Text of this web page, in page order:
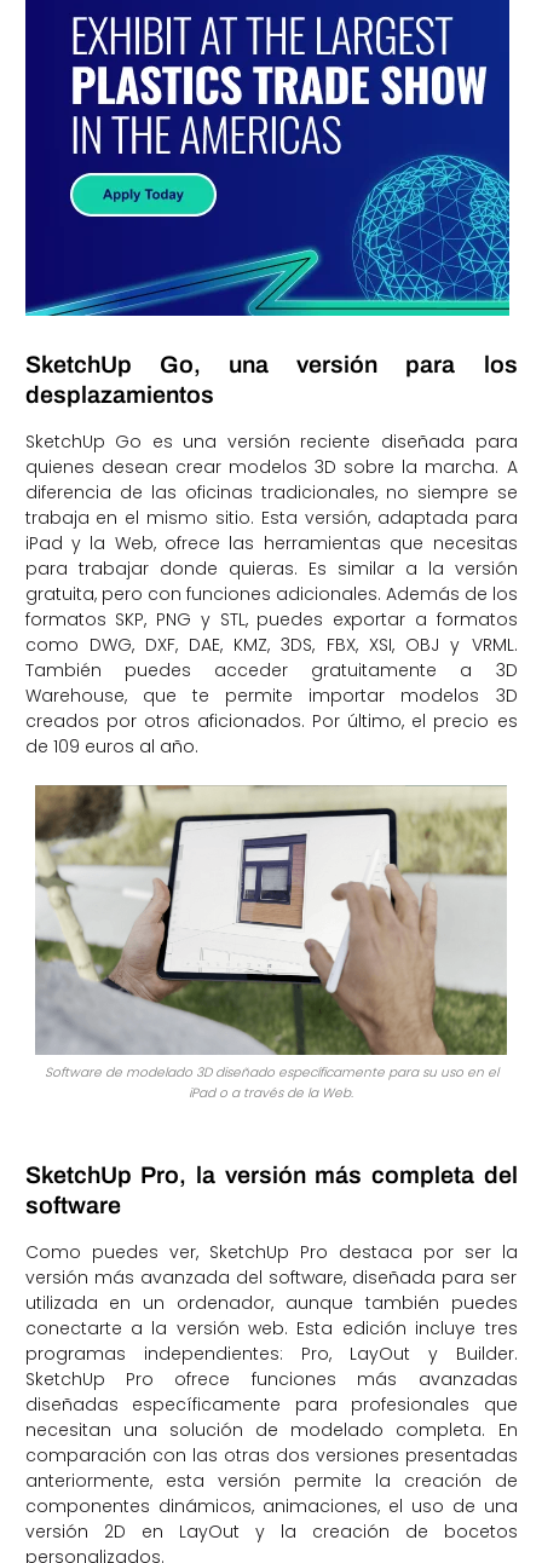
SketchUp Go, una versión para los
desplazamientos
SketchUp Go es una versión reciente diseñada para
quienes desean crear modelos 3D sobre la marcha. A
diferencia de las oficinas tradicionales, no siempre se
trabaja en el mismo sitio. Esta versión, adaptada para
iPad y la Web, ofrece las herramientas que necesitas
para trabajar donde quieras. Es similar a la versión
gratuita, pero con funciones adicionales. Además de los
formatos SKP, PNG y STL, puedes exportar a formatos
como DWG, DXF, DAE, KMZ, 3DS, FBX, XSI, OBJ y VRML.
También puedes acceder gratuitamente a 3D
Warehouse, que te permite importar modelos 3D
creados por otros aficionados. Por último, el precio es
de 109 euros al año.
Software de modelado 3D diseñado específicamente para su uso en el
iPad o a través de la Web.
SketchUp Pro, la versión más completa del
software
Como puedes ver, SketchUp Pro destaca por ser la
versión más avanzada del software, diseñada para ser
utilizada en un ordenador, aunque también puedes
conectarte a la versión web. Esta edición incluye tres
programas independientes: Pro, LayOut y Builder.
SketchUp Pro ofrece funciones más avanzadas
diseñadas específicamente para profesionales que
necesitan una solución de modelado completa. En
comparación con las otras dos versiones presentadas
anteriormente, esta versión permite la creación de
componentes dinámicos, animaciones, el uso de una
versión 2D en LayOut y la creación de bocetos
personalizados.